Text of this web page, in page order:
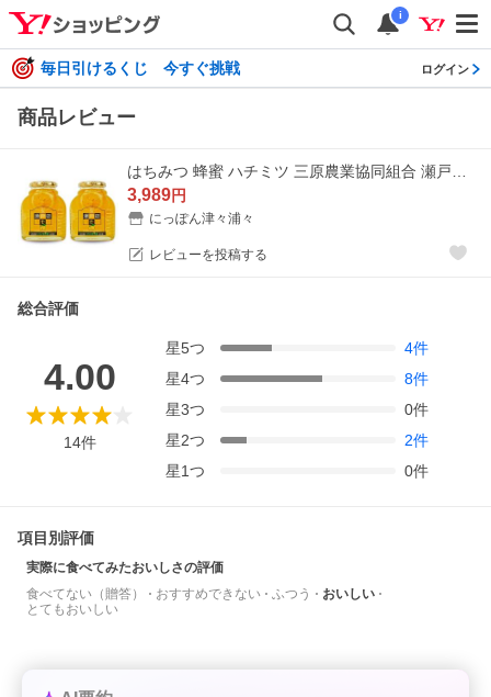
i
毎日引けるくじ 今すぐ挑戦 ログイン
商品レビュー
3,989円
にっぽん津々浦々
レビューを投稿する
総合評価
4.00
14件
星5つ 4件
星4つ 8件
星3つ 0件
星2つ 2件
星1つ 0件
項目別評価
実際に食べてみたおいしさの評価
食べてない（贈答）
おすすめできない ふつう
おいしい
とてもおいしい